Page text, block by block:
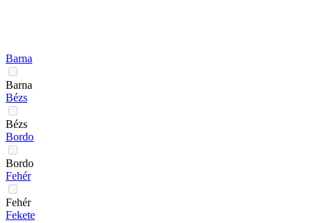
Barna
Barna
Bézs
Bézs
Bordo
Bordo
Fehér
Fehér
Fekete